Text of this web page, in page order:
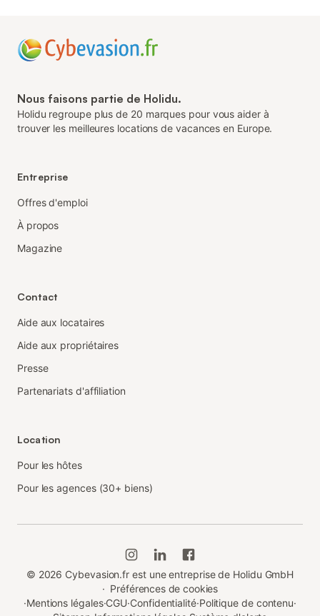
Nous faisons partie de Holidu.
Holidu regroupe plus de 20 marques pour vous aider à
trouver les meilleures locations de vacances en Europe.
Entreprise
Offres d'emploi
À propos
Magazine
Contact
Aide aux locataires
Aide aux propriétaires
Presse
Partenariats d'affiliation
Location
Pour les hôtes
Pour les agences (30+ biens)
© 2026 Cybevasion.fr est une entreprise de Holidu GmbH
· Préférences de cookies
·Mentions légales·CGU·Confidentialité·Politique de contenu·